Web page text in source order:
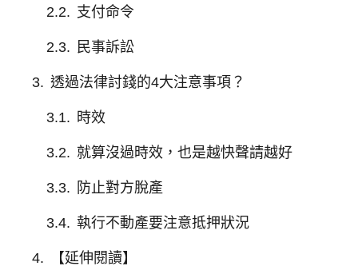
支付命令
民事訴訟
透過法律討錢的4大注意事項？
時效
就算沒過時效，也是越快聲請越好
防止對方脫產
執行不動產要注意抵押狀況
【延伸閱讀】